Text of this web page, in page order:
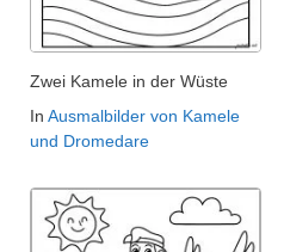
Zwei Kamele in der Wüste
In Ausmalbilder von Kamele
und Dromedare